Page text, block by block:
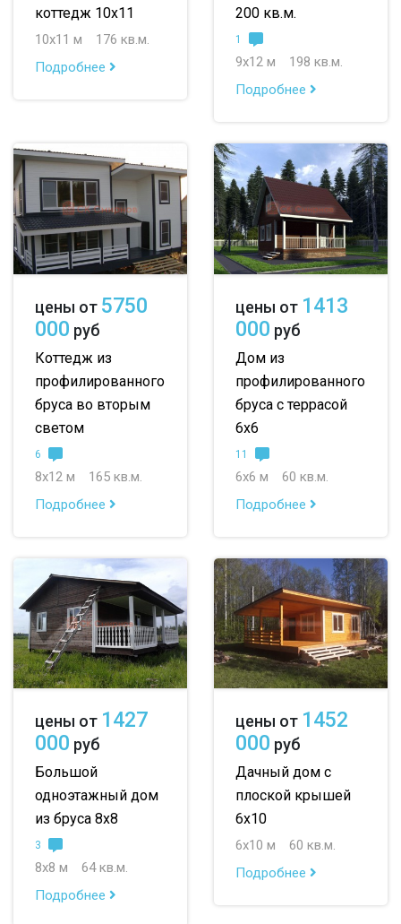
коттедж 10х11
10х11 м
176 кв.м.
Подробнее
200 кв.м.
1
9х12 м
198 кв.м.
Подробнее
цены от 5750
000 руб
Коттедж из
профилированного
бруса во вторым
светом
6
8х12 м
165 кв.м.
Подробнее
цены от 1413
000 руб
Дом из
профилированного
бруса с террасой
6х6
11
6х6 м
60 кв.м.
Подробнее
цены от 1427
000 руб
Большой
одноэтажный дом
из бруса 8х8
3
8х8 м
64 кв.м.
Подробнее
цены от 1452
000 руб
Дачный дом с
плоской крышей
6х10
6х10 м
60 кв.м.
Подробнее